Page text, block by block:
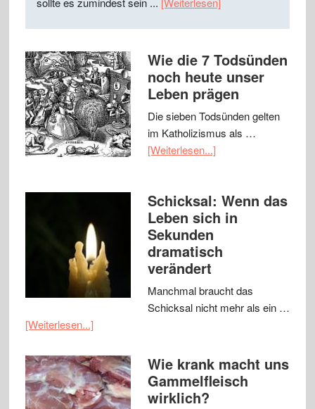
Wie die 7 Todsünden
noch heute unser
Leben prägen
Die sieben Todsünden gelten
im Katholizismus als …
[Weiterlesen...]
Schicksal: Wenn das
Leben sich in
Sekunden
dramatisch
verändert
Manchmal braucht das
Schicksal nicht mehr als ein …
[Weiterlesen...]
Wie krank macht uns
Gammelfleisch
wirklich?